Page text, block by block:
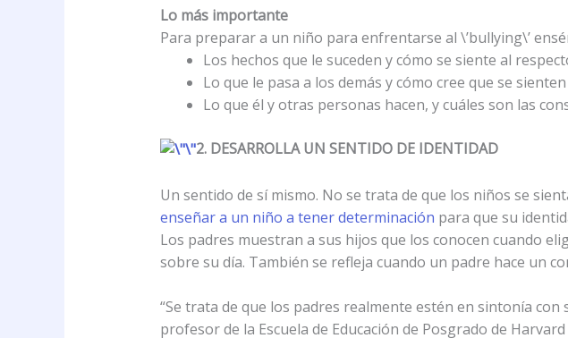
Lo más importante
Para preparar a un niño para enfrentarse al \’bullying\’
Los hechos que le suceden y cómo se siente al
Lo que le pasa a los demás y cómo cree que se
Lo que él y otras personas hacen, y cuáles son las
2. DESARROLLA UN SENTIDO DE IDENTIDAD
Un sentido de sí mismo. No se trata de que los niños se
enseñar a un niño a tener determinación para que su
Los padres muestran a sus hijos que los conocen cuando
sobre su día. También se refleja cuando un padre hace un
“Se trata de que los padres realmente estén en sintonía
profesor de la Escuela de Educación de Posgrado de